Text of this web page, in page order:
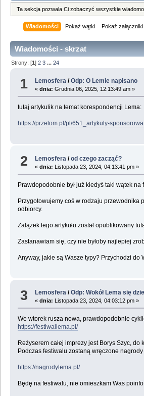
Ta sekcja pozwala Ci zobaczyć wszystkie
Wiadomości Pokaż wątki Pokaż załączniki
Wiadomości - skrzat
Strony: [1]2 3 ...24
1 Lemosfera /Odp: O Lemie napisano
«dnia: Grudnia 06, 2025, 12:13:49 am »
tutaj artykulik na temat korespondencji Lema:
https://przelom.pl/pl/651_artykuly-
2 Lemosfera /od czego zacząć?
«dnia: Listopada 23, 2024, 04:13:41 pm »
Prawdopodobnie był już kiedyś taki wątek
Przygotowujemy coś w rodzaju przewodnika
odbiorcy.
Zalążek tego artykułu został opublikowany
Zastanawiam się, czy nie byłoby najlepiej
Anyway, jakie są Wasze typy? Przychodzi do
3 Lemosfera /Odp: Wokół Lema się
«dnia: Listopada 23, 2024, 04:03:12 pm »
We wtorek rusza nowa, prawdopodobnie
https://festiwallema.pl/
Reżyserem całej imprezy jest Borys Szyc, do
Podczas festiwalu zostaną wręczone
https://nagrodylema.pl/
Będę na festiwalu, nie omieszkam Was